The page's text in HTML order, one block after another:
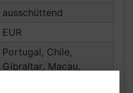
ausschüttend
EUR
Portugal, Chile,
Gibraltar, Macau,